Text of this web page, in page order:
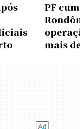
PF
mais